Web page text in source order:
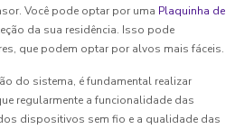
Você pode optar por uma Plaquinha de
da sua residência. Isso pode
que podem optar por alvos mais fáceis.
do sistema, é fundamental realizar
regularmente a funcionalidade das
dispositivos sem fio e a qualidade das